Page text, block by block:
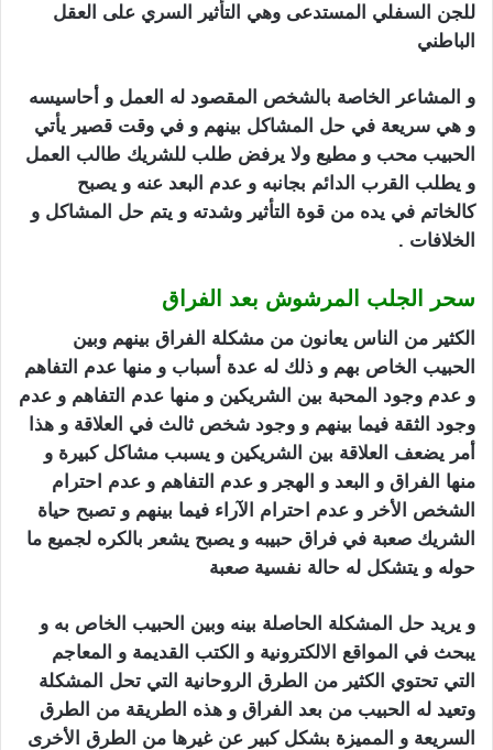
للجن السفلي المستدعى وهي التأثير السري على العقل
الباطني
و المشاعر الخاصة بالشخص المقصود له العمل و أحاسيسه
و هي سريعة في حل المشاكل بينهم و في وقت قصير يأتي
الحبيب محب و مطيع ولا يرفض طلب للشريك طالب العمل
و يطلب القرب الدائم بجانبه و عدم البعد عنه و يصبح
كالخاتم في يده من قوة التأثير وشدته و يتم حل المشاكل و
الخلافات .
سحر الجلب المرشوش بعد الفراق
الكثير من الناس يعانون من مشكلة الفراق بينهم وبين
الحبيب الخاص بهم و ذلك له عدة أسباب و منها عدم التفاهم
و عدم وجود المحبة بين الشريكين و منها عدم التفاهم و عدم
وجود الثقة فيما بينهم و وجود شخص ثالث في العلاقة و هذا
أمر يضعف العلاقة بين الشريكين و يسبب مشاكل كبيرة و
منها الفراق و البعد و الهجر و عدم التفاهم و عدم احترام
الشخص الأخر و عدم احترام الآراء فيما بينهم و تصبح حياة
الشريك صعبة في فراق حبيبه و يصبح يشعر بالكره لجميع ما
حوله و يتشكل له حالة نفسية صعبة
و يريد حل المشكلة الحاصلة بينه وبين الحبيب الخاص به و
يبحث في المواقع الالكترونية و الكتب القديمة و المعاجم
التي تحتوي الكثير من الطرق الروحانية التي تحل المشكلة
وتعيد له الحبيب من بعد الفراق و هذه الطريقة من الطرق
السريعة و المميزة بشكل كبير عن غيرها من الطرق الأخرى